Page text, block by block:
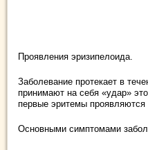
Проявления эризипелоида.
Заболевание протекает в
принимают на себя «удар»
первые эритемы проявляются
Основными симптомами